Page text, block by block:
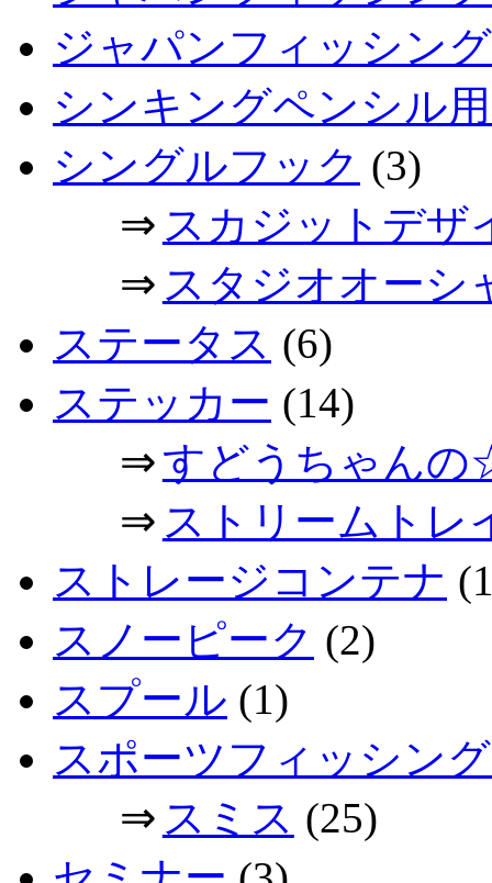
ジャパンフィッシン
シンキングペンシル
シングルフック (3)
⇒ スカジットデザ
⇒ スタジオオーシ
ステータス (6)
ステッカー (14)
⇒すどうちゃん
⇒ ストリームトレ
ストレージコンテナ
スノーピーク (2)
スプール (1)
スポーツフィッシン
⇒ スミス (25)